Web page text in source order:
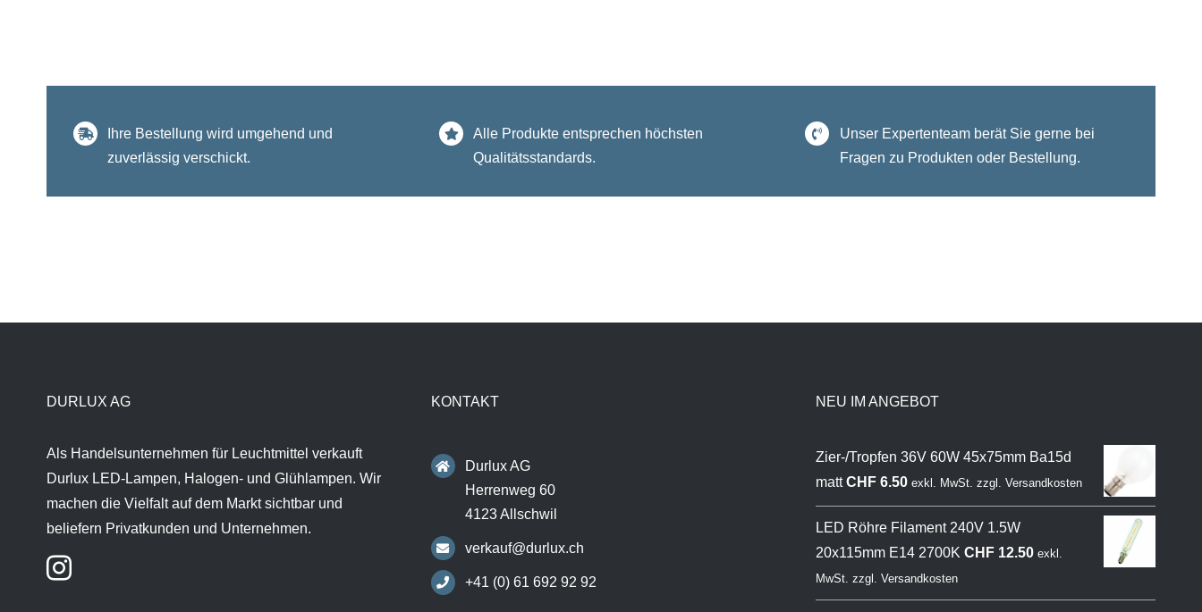
Ihre Bestellung wird umgehend und
zuverlässig verschickt.
Alle Produkte entsprechen höchsten
Qualitätsstandards.
Unser Expertenteam berät Sie gerne bei
Fragen zu Produkten oder Bestellung.
DURLUX AG
Als Handelsunternehmen für Leuchtmittel verkauft
Durlux LED-Lampen, Halogen- und Glühlampen. Wir
machen die Vielfalt auf dem Markt sichtbar und
beliefern Privatkunden und Unternehmen.
KONTAKT
Durlux AG
Herrenweg 60
4123 Allschwil
verkauf@durlux.ch
+41 (0) 61 692 92 92
NEU IM ANGEBOT
Zier-/Tropfen 36V 60W 45x75mm Ba15d
matt CHF6.50 exkl. MwSt. zzgl. Versandkosten
LED Röhre Filament 240V 1.5W
20x115mm E14 2700K CHF12.50 exkl.
MwSt. zzgl. Versandkosten